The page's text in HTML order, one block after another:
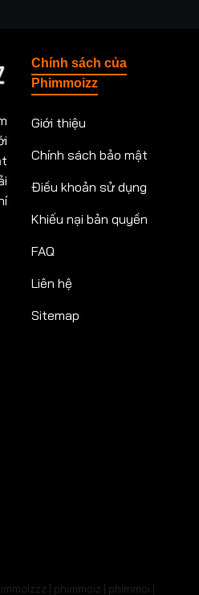
Chính sách của
Phimmoizz
Giới thiệu
Chính sách bảo mật
Điều khoản sử dụng
Khiếu nại bản quyền
FAQ
Liên hệ
Sitemap
| phimmoiz | phimmoi |